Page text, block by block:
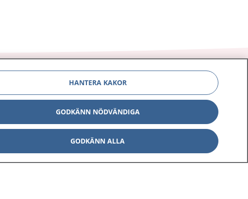
Om 1177
E-tjänster
Aktuellt
Press
Digital tillgänglighet
HANTERA KAKOR
GODKÄNN NÖDVÄNDIGA
GODKÄNN ALLA